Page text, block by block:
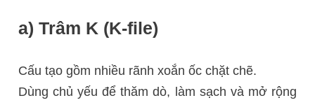
a) Trâm K (K-file)
Cấu tạo gồm nhiều rãnh xoắn ốc chặt chẽ.
Dùng chủ yếu để thăm dò, làm sạch và mở rộng